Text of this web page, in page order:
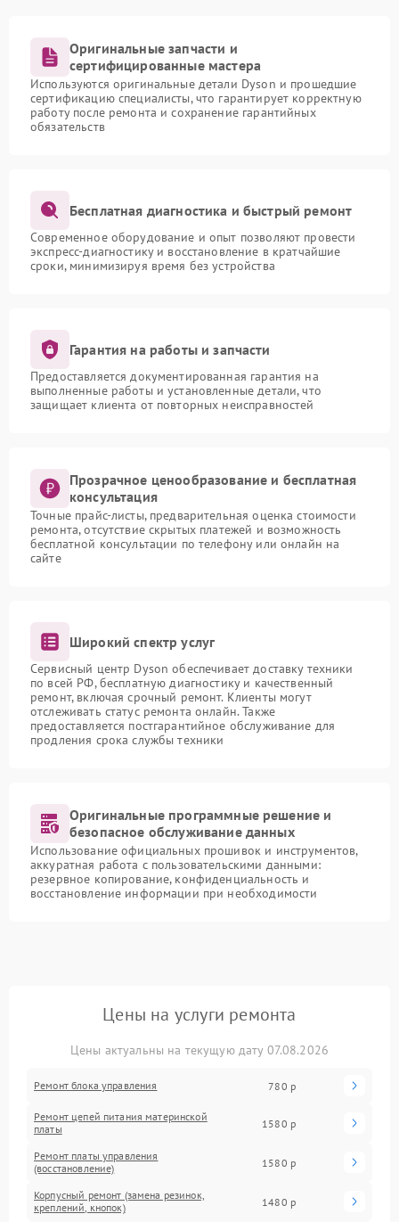
Оригинальные запчасти и
сертифицированные мастера
Используются оригинальные детали Dyson и прошедшие
сертификацию специалисты, что гарантирует корректную
работу после ремонта и сохранение гарантийных
обязательств
Бесплатная диагностика и быстрый ремонт
Современное оборудование и опыт позволяют провести
экспресс-диагностику и восстановление в кратчайшие
сроки, минимизируя время без устройства
Гарантия на работы и запчасти
Предоставляется документированная гарантия на
выполненные работы и установленные детали, что
защищает клиента от повторных неисправностей
Прозрачное ценообразование и бесплатная
консультация
Точные прайс-листы, предварительная оценка стоимости
ремонта, отсутствие скрытых платежей и возможность
бесплатной консультации по телефону или онлайн на
сайте
Широкий спектр услуг
Сервисный центр Dyson обеспечивает доставку техники
по всей РФ, бесплатную диагностику и качественный
ремонт, включая срочный ремонт. Клиенты могут
отслеживать статус ремонта онлайн. Также
предоставляется постгарантийное обслуживание для
продления срока службы техники
Оригинальные программные решение и
безопасное обслуживание данных
Использование официальных прошивок и инструментов,
аккуратная работа с пользовательскими данными:
резервное копирование, конфиденциальность и
восстановление информации при необходимости
Цены на услуги ремонта
Цены актуальны на текущую дату 07.08.2026
Ремонт блока управления 780 р
Ремонт цепей питания материнской
платы
1580 р
Ремонт платы управления
(восстановление)
1580 р
Корпусный ремонт (замена резинок,
креплений, кнопок)
1480 р